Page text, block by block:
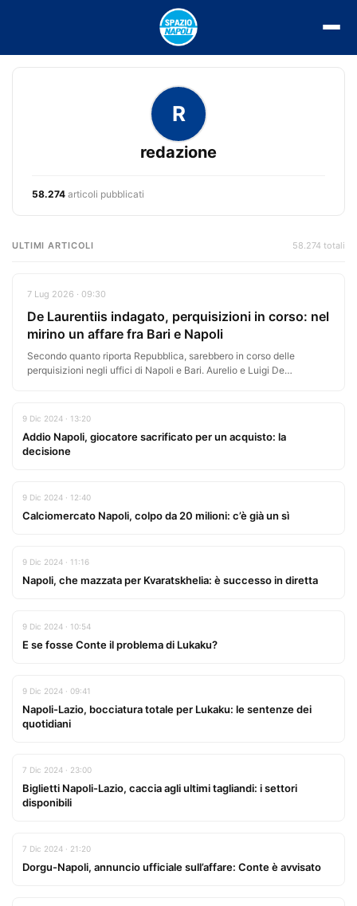
R
redazione
58.274 articoli pubblicati
ULTIMI ARTICOLI 58.274 totali
7 Lug 2026 · 09:30
De Laurentiis indagato, perquisizioni in corso: nel
mirino un affare fra Bari e Napoli
Secondo quanto riporta Repubblica, sarebbero in corso delle
perquisizioni negli uffici di Napoli e Bari. Aurelio e Luigi De
9 Dic 2024 · 13:20
Addio Napoli, giocatore sacrificato per un acquisto: la
decisione
9 Dic 2024 · 12:40
Calciomercato Napoli, colpo da 20 milioni: c’è già un sì
9 Dic 2024 · 11:16
Napoli, che mazzata per Kvaratskhelia: è successo in diretta
9 Dic 2024 · 10:54
E se fosse Conte il problema di Lukaku?
9 Dic 2024 · 09:41
Napoli-Lazio, bocciatura totale per Lukaku: le sentenze dei
quotidiani
7 Dic 2024 · 23:00
Biglietti Napoli-Lazio, caccia agli ultimi tagliandi: i settori
disponibili
7 Dic 2024 · 21:20
Dorgu-Napoli, annuncio ufficiale sull’affare: Conte è avvisato